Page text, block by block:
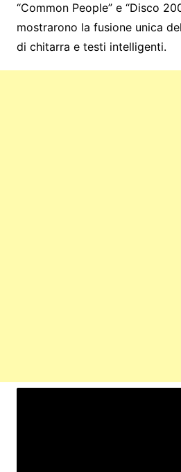
“Common People” e “Disco
mostrarono la fusione unica
di chitarra e testi intelligenti.